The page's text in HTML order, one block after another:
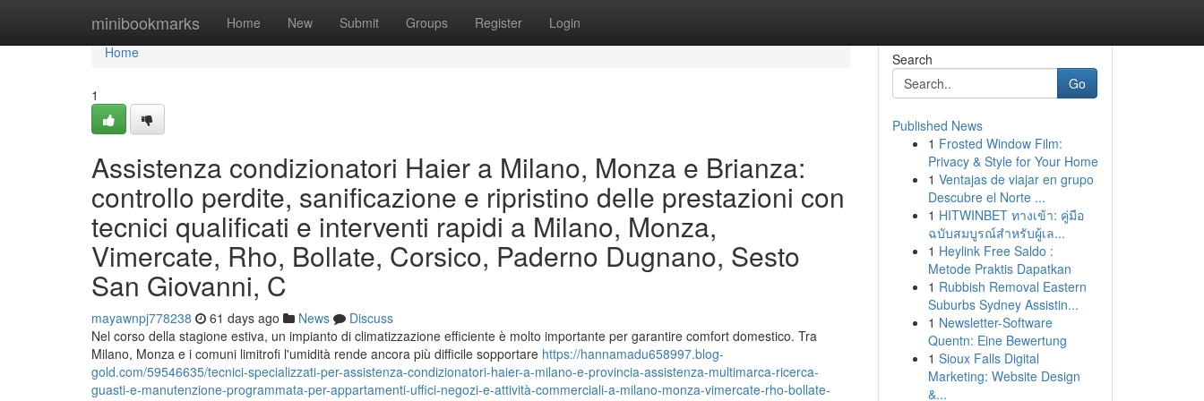
minibookmarks Home New Submit Groups Register Login
Home
Home
1
Assistenza condizionatori Haier a Milano, Monza e Brianza:
controllo perdite, sanificazione e ripristino delle prestazioni con
tecnici qualificati e interventi rapidi a Milano, Monza,
Vimercate, Rho, Bollate, Corsico, Paderno Dugnano, Sesto
San Giovanni, C
mayawnpj778238 61 days ago News
Discuss
Nel corso della stagione estiva, un impianto di climatizzazione efficiente è molto importante per garantire comfort domestico. Tra
Milano, Monza e i comuni limitrofi l'umidità rende ancora più difficile sopportare https://hannamadu658997.blog-
gold.com/59546635/tecnici-specializzati-per-assistenza-condizionatori-haier-a-milano-e-provincia-assistenza-multimarca-ricerca-
guasti-e-manutenzione-programmata-per-appartamenti-uffici-negozi-e-attività-commerciali-a-milano-monza-vimercate-rho-bollate-
Search
Go
Published News
1 Frosted Window Film:
Privacy & Style for Your Home
1 Ventajas de viajar en grupo
Descubre el Norte ...
1 HITWINBET ทางเข้า: คู่มือ
ฉบับสมบูรณ์สำหรับผู้เล...
1 Heylink Free Saldo :
Metode Praktis Dapatkan
1 Rubbish Removal Eastern
Suburbs Sydney Assistin...
1 Newsletter-Software
Quentn: Eine Bewertung
1 Sioux Falls Digital
Marketing: Website Design
&...